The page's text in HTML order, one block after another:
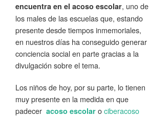
encuentra en el acoso escolar, uno de
los males de las escuelas que, estando
presente desde tiempos inmemoriales,
en nuestros días ha conseguido generar
conciencia social en parte gracias a la
divulgación sobre el tema.
Los niños de hoy, por su parte, lo tienen
muy presente en la medida en que
padecer acoso escolar ociberacoso